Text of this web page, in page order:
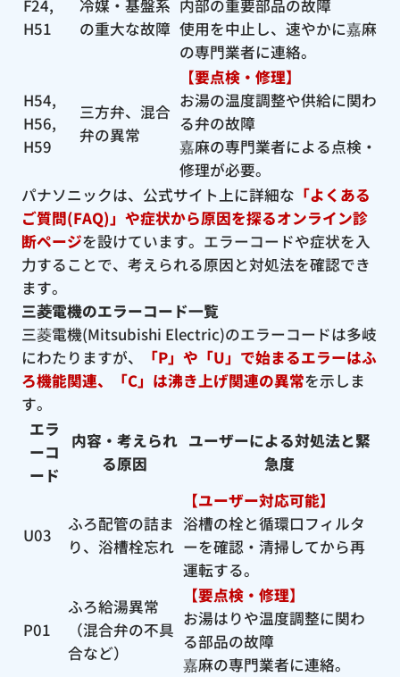
F24,
H51
冷媒・基盤系
の重大な故障
内部の重要部品の故障
使用を中止し、速やかに嘉麻
の専門業者に連絡。
H54,
H56,
H59
三方弁、混合
弁の異常
【要点検・修理】
お湯の温度調整や供給に関わ
る弁の故障
嘉麻の専門業者による点検・
修理が必要。
パナソニックは、公式サイト上に詳細な 「よくある
ご質問(FAQ)」や症状から原因を探るオンライン診
断ページを設けています。エラーコードや症状を入
力することで、考えられる原因と対処法を確認でき
ます。
三菱電機のエラーコード一覧
三菱電機(Mitsubishi Electric)のエラーコードは多岐
にわたりますが、
「P」や「U」で始まるエラーはふ
ろ機能関連、「C」は沸き上げ関連の異常を示しま
す。
エラ
ーコ
ード
内容・考えられ
る原因
ユーザーによる対処法と緊
急度
U03
ふろ配管の詰ま
り、浴槽栓忘れ
【ユーザー対応可能】
浴槽の栓と循環口フィルタ
ーを確認・清掃してから再
運転する。
P01
ふろ給湯異常
（混合弁の不具
合など）
【要点検・修理】
お湯はりや温度調整に関わ
る部品の故障
嘉麻の専門業者に連絡。